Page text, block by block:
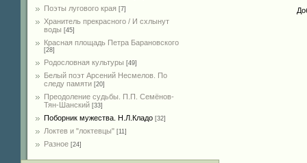
Поэты лугового края [7]
Хранитель прекрасного / И схлынут
воды [45]
Красная площадь Петра Барановского
[28]
Родословная культуры [49]
Белый поэт Арсений Несмелов. По
следу памяти [20]
Преодоление судьбы. П.П. Семёнов-
Тян-Шанский [33]
Поборник мужества. Н.Л.Кладо [32]
Локтев и "локтевцы" [11]
Разное [24]